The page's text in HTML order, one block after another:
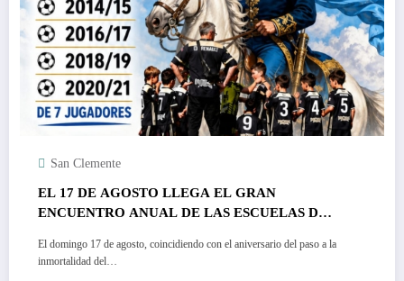
San Clemente
EL 17 DE AGOSTO LLEGA EL GRAN
ENCUENTRO ANUAL DE LAS ESCUELAS DE
El domingo 17 de agosto, coincidiendo con el aniversario del paso a la
inmortalidad del…